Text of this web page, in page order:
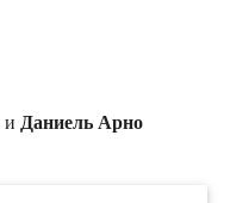
и Даниель Арно